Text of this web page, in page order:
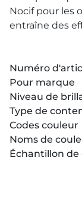
Nocif pour les
entraîne des
Numéro
Pour marque
Niveau de
Type de
Codes couleur
Noms de
Échantillon de